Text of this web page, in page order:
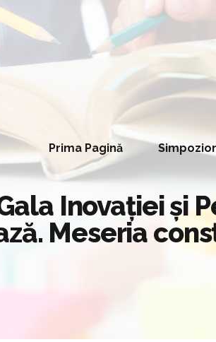
Prima Pagină
Inovației și
Meseria